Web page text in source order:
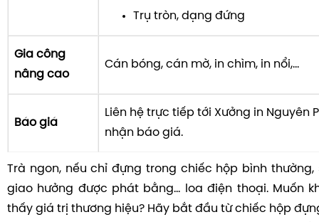
Trụ tròn, dạng đứng
Gia công
nâng cao
Cán bóng, cán mờ, in chìm, in nổi,...
Báo giá
Liên hệ trực tiếp tới Xưởng in Nguyên
nhận báo giá.
Trà ngon, nếu chỉ đựng trong chiếc hộp bình thường,
giao hưởng được phát bằng... loa điện thoại. Muốn
thấy giá trị thương hiệu? Hãy bắt đầu từ chiếc hộp